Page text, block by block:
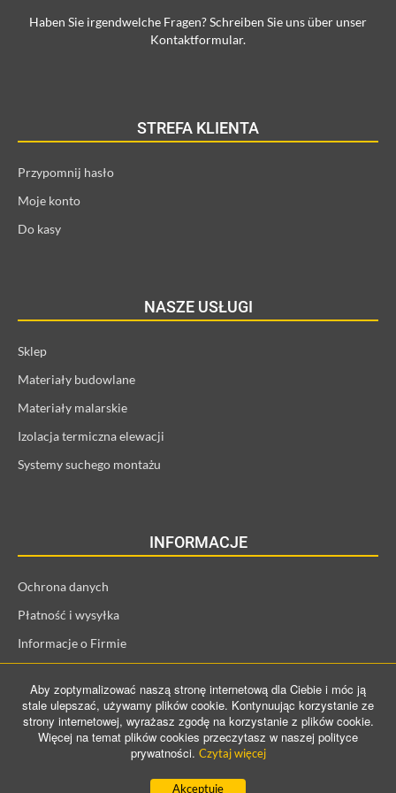
Haben Sie irgendwelche Fragen? Schreiben Sie uns über unser
Kontaktformular.
STREFA KLIENTA
Przypomnij hasło
Moje konto
Do kasy
NASZE USŁUGI
Sklep
Materiały budowlane
Materiały malarskie
Izolacja termiczna elewacji
Systemy suchego montażu
INFORMACJE
Ochrona danych
Płatność i wysyłka
Informacje o Firmie
Prawo odstąpienia od umowy
©️ 2021 ProConTra GmbH. All Rights Reserved
Aby zoptymalizować naszą stronę internetową dla Ciebie i móc ją
stale ulepszać, używamy plików cookie. Kontynuując korzystanie ze
strony internetowej, wyrażasz zgodę na korzystanie z plików cookie.
Więcej na temat plików cookies przeczytasz w naszej polityce
prywatności. Czytaj więcej
Akceptuje